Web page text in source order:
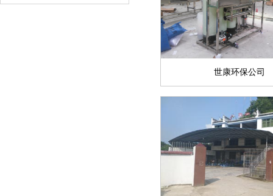
世康环保公司